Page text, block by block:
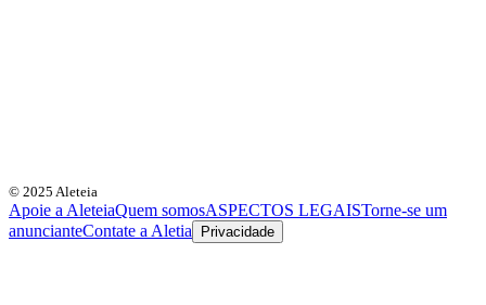
© 2025 Aleteia
Apoie a AleteiaQuem somosASPECTOS LEGAISTorne-se um
anuncianteContate a Aletia Privacidade